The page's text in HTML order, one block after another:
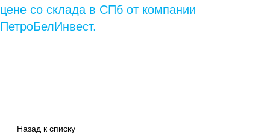
цене со склада в СПб от компании
ПетроБелИнвест.
Назад к списку